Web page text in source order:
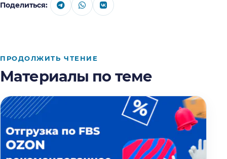
Поделиться:
ПРОДОЛЖИТЬ ЧТЕНИЕ
Материалы по теме